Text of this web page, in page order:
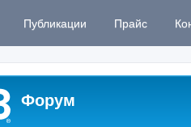
Публикации Прайс
Форум